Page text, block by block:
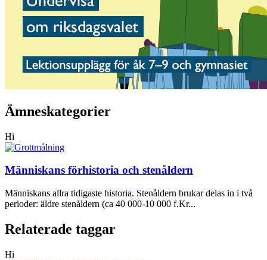
Ämneskategorier
Hi
Människans förhistoria och stenåldern
Människans allra tidigaste historia. Stenåldern brukar delas in i två
perioder: äldre stenåldern (ca 40 000-10 000 f.Kr...
Relaterade taggar
Hi